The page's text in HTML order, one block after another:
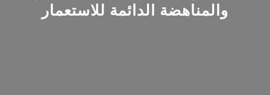
والمناهضة الدائمة للاستعمار